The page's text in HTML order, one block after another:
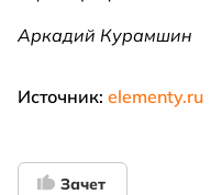
Аркадий Курамшин
Источник: elementy.ru
Зачет